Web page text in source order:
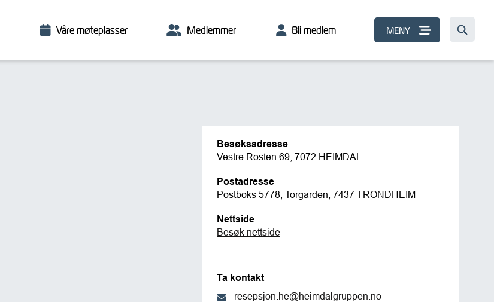
Våre møteplasser Medlemmer Bli medlem MENY
Besøksadresse
Vestre Rosten 69, 7072 HEIMDAL
Postadresse
Postboks 5778, Torgarden, 7437 TRONDHEIM
Nettside
Besøk nettside
Ta kontakt
resepsjon.he@heimdalgruppen.no